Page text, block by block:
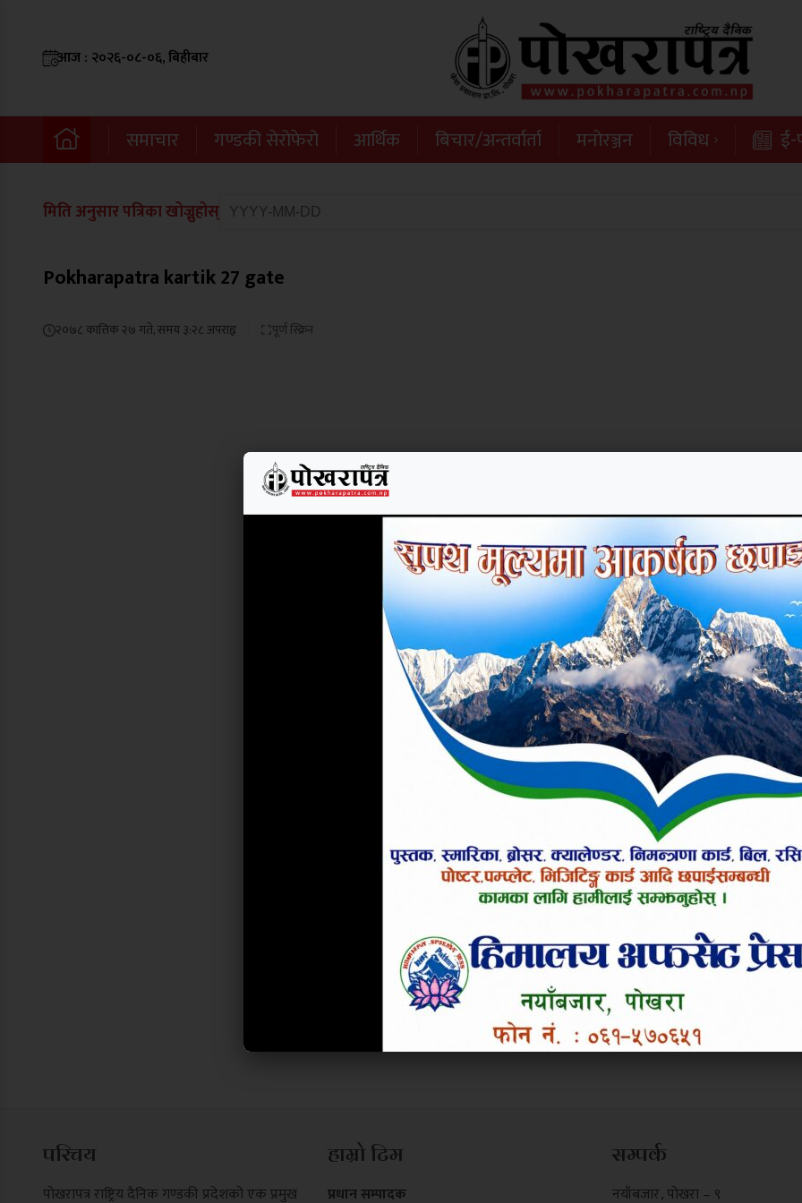
आज : २०२६-०८-०६, बिहीबार
समाचार गण्डकी सेरोफेरो आर्थिक बिचार/अन्तर्वार्ता मनोरञ्जन विविध ई-
मिति अनुसार पत्रिका खोज्नुहोस्
Pokharapatra kartik 27 gate
२०७८ कात्तिक २७ गते, समय ३:२८ अपराह्न पूर्ण स्क्रिन
परिचय
पोखरापत्र राष्ट्रिय दैनिक गण्डकी प्रदेशको एक प्रमुख
हाम्रो टिम
प्रधान सम्पादक
सम्पर्क
नयाँबजार , पोखरा – ९